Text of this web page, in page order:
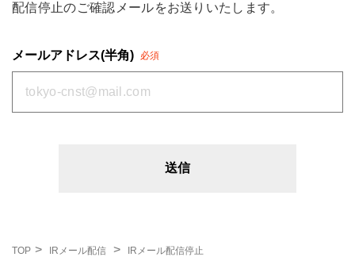
TOP IRメール配信 IRメール配信停止
配信停止のご確認メールをお送りいたします。
メールアドレス(半角) 必須